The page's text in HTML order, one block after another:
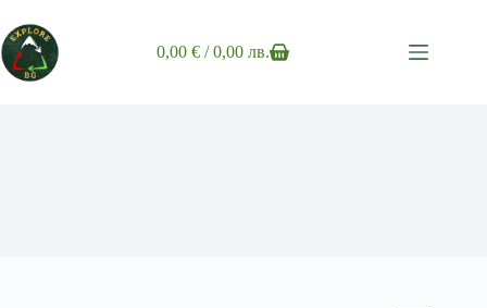
to
content
Shopping
0,00€ / 0,00 лв.